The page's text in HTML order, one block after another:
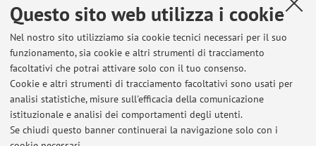
Questo sito web utilizza i cookie
Nel nostro sito utilizziamo sia cookie tecnici necessari per il suo
funzionamento, sia cookie e altri strumenti di tracciamento
facoltativi che potrai attivare solo con il tuo consenso.
Cookie e altri strumenti di tracciamento facoltativi sono usati per
analisi statistiche, misure sull'efficacia della comunicazione
istituzionale e analisi dei comportamenti degli utenti.
Se chiudi questo banner continuerai la navigazione solo con i
E-mail: elenamaria.rizzi@unibo.it
Dipartimento di Filosofia
Via Zamboni 38, Bologna - Vai alla mappa